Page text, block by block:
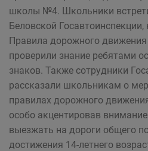
школы №4. Школьники
Беловской
Правила дорожного
проверили знание ребятами
знаков. Также сотрудники
рассказали школьникам о
правилах дорожного
особо акцентировав
выезжать на дороги общего
достижения 14-летнего